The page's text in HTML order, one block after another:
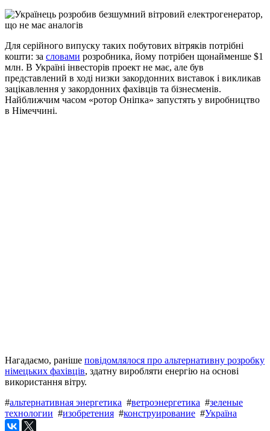
Для серійного випуску таких побутових вітряків потрібні
кошти: за словами розробника, йому потрібен щонайменше $1
млн. В Україні інвесторів проект не має, але був
представлений в ході низки закордонних виставок і викликав
зацікавлення у закордонних фахівців та бізнесменів.
Найближчим часом «ротор Оніпка» запустять у виробництво
в Німеччині.
Нагадаємо, раніше повідомлялося про альтернативну розробку
німецьких фахівців, здатну виробляти енергію на основі
використання вітру.
#альтернативная энергетика #ветроэнергетика #зеленые
технологии #изобретения #конструирование #Україна